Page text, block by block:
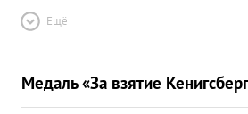
Ещё
Медаль «За взятие